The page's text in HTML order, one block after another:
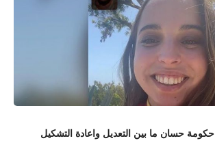
حكومة حسان ما بين التعديل واعادة التشكيل